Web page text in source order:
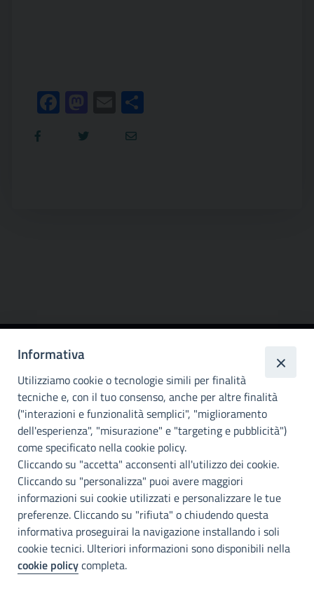
Facebook
Mastodon
Email
Città
metropolitana di
Palermo
INFO E CONTATTI
I nostri canali social
Accessibilità
Città Metropolitana di Palermo si impegna a rendere il proprio sito
web accessibile, conformemente al D.lgs. 10 agosto 2018, n°106
che ha recepito la direttiva UE 2016/2102 del Parlamento euopeo e
del Consiglio.
Dichiarazione di accessibilità
Informativa
Utilizziamo cookie o tecnologie simili per finalità
tecniche e, con il tuo consenso, anche per altre finalità
("interazioni e funzionalità semplici", "miglioramento
dell'esperienza", "misurazione" e "targeting e pubblicità")
come specificato nella cookie policy.
Cliccando su "accetta" acconsenti all'utilizzo dei cookie.
Cliccando su "personalizza" puoi avere maggiori
informazioni sui cookie utilizzati e personalizzare le tue
preferenze. Cliccando su "rifiuta" o chiudendo questa
informativa proseguirai la navigazione installando i soli
cookie tecnici. Ulteriori informazioni sono disponibili nella
cookie policycompleta.